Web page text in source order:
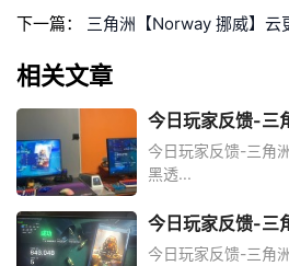
下一篇：
三角洲【Norway 挪威】云
相关文章
今日玩家反馈-三
包间开黑透
今日玩家反馈-三角
黑透...
今日玩家反馈-三
辅助
今日玩家反馈-三角